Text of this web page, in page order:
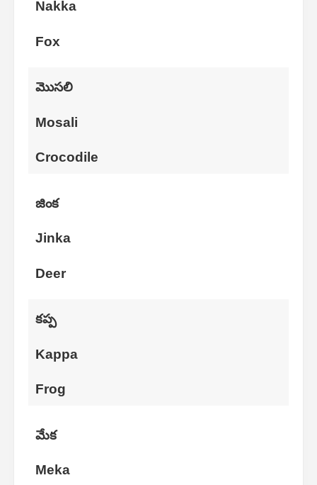
Nakka
Fox
మొసలి
Mosali
Crocodile
జింక
Jinka
Deer
కప్ప
Kappa
Frog
మేక
Meka